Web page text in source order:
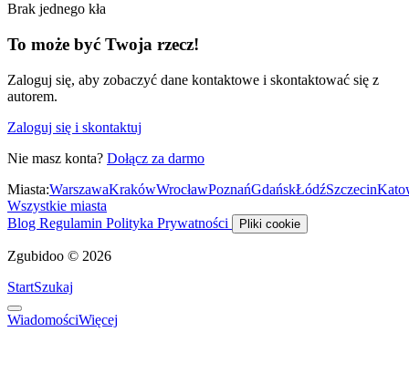
Brak jednego kła
To może być Twoja rzecz!
Zaloguj się, aby zobaczyć dane kontaktowe i skontaktować się z
autorem.
Zaloguj się i skontaktuj
Nie masz konta? Dołącz za darmo
Miasta:WarszawaKrakówWrocławPoznańGdańskŁódźSzczecin
Wszystkie miasta
Blog Regulamin Polityka Prywatności Pliki cookie
Zgubidoo © 2026
StartSzukaj
WiadomościWięcej